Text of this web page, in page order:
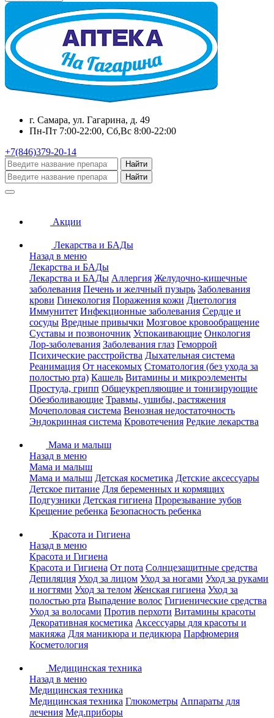
г. Самара, ул. Гагарина, д. 49
Пн-Пт 7:00-22:00, Сб,Вс 8:00-22:00
+7(846)379-20-14
Найти
Найти
Акции
Лекарства и БАДы
Назад в меню
Лекарства и БАДы
Лекарства и БАДы Аллергия Желудочно-кишечные
заболевания Печень и желчный пузырь Заболевания
крови Гинекология Поражения кожи Диетология
Иммунитет Инфекционные заболевания Сердце и
сосуды Вредные привычки Мозговое кровообращение
Суставы и позвоночник Успокаивающие Онкология
Лор-заболевания Заболевания глаз Геморрой
Психические расстройства Дыхательная система
Реанимация От насекомых Стоматология (без ухода за
полостью рта) Кашель Витамины и микроэлементы
Простуда, грипп Общеукрепляющие и тонизирующие
Обезболивающие Травмы, ушибы, растяжения
Мочеполовая система Венозная недостаточность
Эндокринная система Кровотечения Редкие лекарства
Мама и малыш
Назад в меню
Мама и малыш
Мама и малыш Детская косметика Детские аксессуары
Детское питание Для беременных и кормящих
Подгузники Детская гигиена Прорезывание зубов
Крещение ребенка Безопасность ребенка
Красота и Гигиена
Назад в меню
Красота и Гигиена
Красота и Гигиена От пота Солнцезащитные средства
Депиляция Уход за лицом Уход за ногами Уход за руками
и ногтями Уход за телом Женская гигиена Уход за
полостью рта Выпадение волос Гигиенические средства
Уход за волосами Против перхоти Витамины красоты
Декоративная косметика Аксессуары для красоты и
макияжа Для маникюра и педикюра Парфюмерия
Косметология
Медицинская техника
Назад в меню
Медицинская техника
Медицинская техника Глюкометры Аппараты для
лечения Мед.приборы